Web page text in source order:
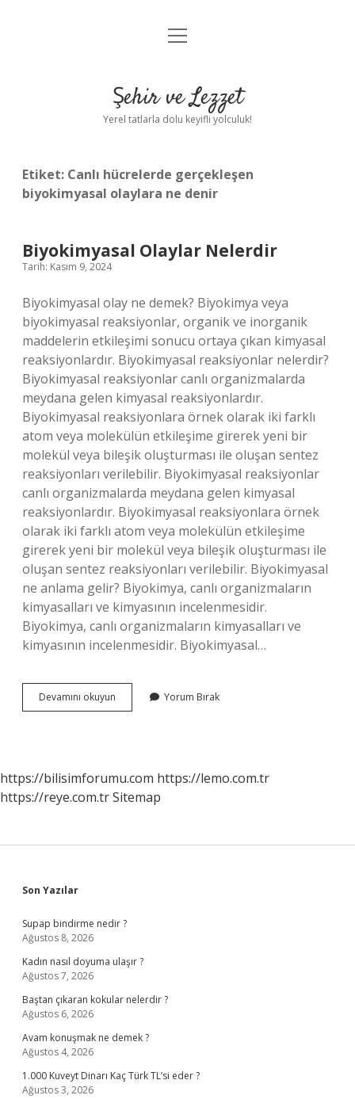
Anasayfa
Yasal Uyarı
menüyü
Şehir ve Lezzet
Yerel tatlarla dolu keyifli yolculuk!
Etiket: Canlı hücrelerde gerçekleşen
biyokimyasal olaylara ne denir
Biyokimyasal Olaylar Nelerdir
Tarih: Kasım 9, 2024
Biyokimyasal olay ne demek? Biyokimya veya
biyokimyasal reaksiyonlar, organik ve inorganik
maddelerin etkileşimi sonucu ortaya çıkan kimyasal
reaksiyonlardır. Biyokimyasal reaksiyonlar nelerdir?
Biyokimyasal reaksiyonlar canlı organizmalarda
meydana gelen kimyasal reaksiyonlardır.
Biyokimyasal reaksiyonlara örnek olarak iki farklı
atom veya molekülün etkileşime girerek yeni bir
molekül veya bileşik oluşturması ile oluşan sentez
reaksiyonları verilebilir. Biyokimyasal reaksiyonlar
canlı organizmalarda meydana gelen kimyasal
reaksiyonlardır. Biyokimyasal reaksiyonlara örnek
olarak iki farklı atom veya molekülün etkileşime
girerek yeni bir molekül veya bileşik oluşturması ile
oluşan sentez reaksiyonları verilebilir. Biyokimyasal
ne anlama gelir? Biyokimya, canlı organizmaların
kimyasalları ve kimyasının incelenmesidir.
Biyokimya, canlı organizmaların kimyasalları ve
kimyasının incelenmesidir. Biyokimyasal…
Devamını okuyun Biyokimyasal
Olaylar
Yorum Bırak
https://bilisimforumu.com https://lemo.com.tr
https://reye.com.trSitemap
Sidebar
Son Yazılar
Supap bindirme nedir ?
Ağustos 8, 2026
Kadın nasıl doyuma ulaşır ?
Ağustos 7, 2026
Baştan çıkaran kokular nelerdir ?
Ağustos 6, 2026
Avam konuşmak ne demek ?
Ağustos 4, 2026
1.000 Kuveyt Dinarı Kaç Türk TL’si eder ?
Ağustos 3, 2026